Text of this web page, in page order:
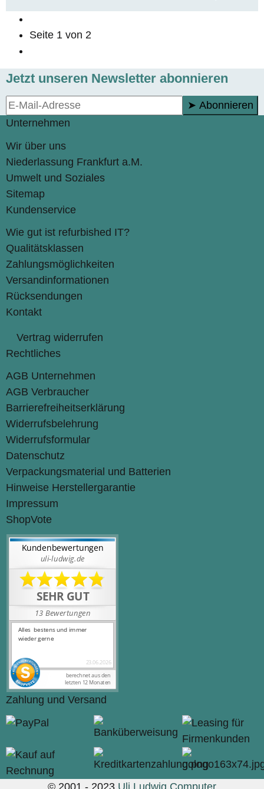
Seite 1 von 2
Jetzt unseren Newsletter abonnieren
➤ Abonnieren
Unternehmen
Wir über uns
Niederlassung Frankfurt a.M.
Umwelt und Soziales
Sitemap
Kundenservice
Wie gut ist refurbished IT?
Qualitätsklassen
Zahlungsmöglichkeiten
Versandinformationen
Rücksendungen
Kontakt
Vertrag widerrufen
Rechtliches
AGB Unternehmen
AGB Verbraucher
Barrierefreiheitserklärung
Widerrufsbelehrung
Widerrufsformular
Datenschutz
Verpackungsmaterial und Batterien
Hinweise Herstellergarantie
Impressum
ShopVote
Zahlung und Versand
© 2001 - 2023 Uli Ludwig Computer